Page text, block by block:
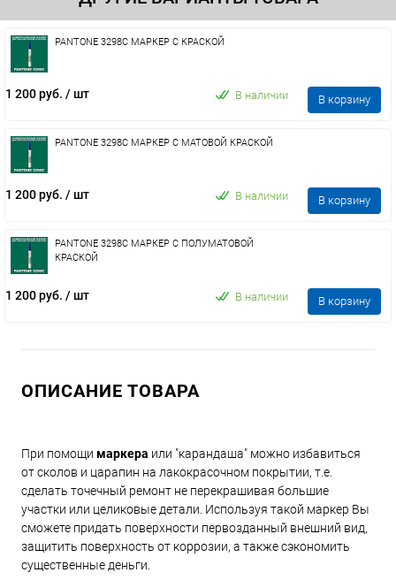
PANTONE 3298C МАРКЕР С КРАСКОЙ
1 200 руб. / шт В наличии В корзину
PANTONE 3298C МАРКЕР С МАТОВОЙ КРАСКОЙ
1 200 руб. / шт В наличии В корзину
PANTONE 3298C МАРКЕР С ПОЛУМАТОВОЙ
КРАСКОЙ
1 200 руб. / шт В наличии В корзину
ОПИСАНИЕ ТОВАРА
При помощи маркера или "карандаша" можно избавиться
от сколов и царапин на лакокрасочном покрытии, т.е.
сделать точечный ремонт не перекрашивая большие
участки или целиковые детали. Используя такой маркер Вы
сможете придать поверхности первозданный внешний вид,
защитить поверхность от коррозии, а также сэкономить
существенные деньги.